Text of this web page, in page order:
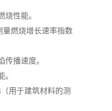
性能。
量燃烧增长速率指数
播速度。
用于建筑材料的测